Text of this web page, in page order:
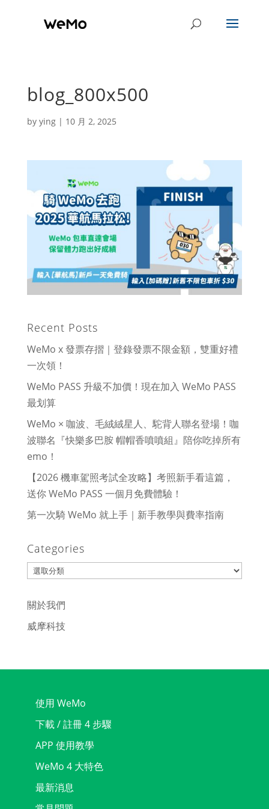
blog_800x500
by ying| 10 月 2, 2025
Recent Posts
WeMo x 發票存摺｜登錄發票不限金額，雙重好禮
一次領！
WeMo PASS 升級不加價！現在加入 WeMo PASS
最划算
WeMo × 咖波、毛絨絨星人、駝背人聯名登場！咖
波聯名『快樂多巴胺 帽帽香噴噴組』陪你吃掉所有
emo！
【2026 機車駕照考試全攻略】考照新手看這篇，
送你 WeMo PASS 一個月免費體驗！
第一次騎 WeMo 就上手｜新手教學與費率指南
Categories
Categories
關於我們
威摩科技
使用 WeMo
下載 / 註冊 4 步驟
APP 使用教學
WeMo 4 大特色
最新消息